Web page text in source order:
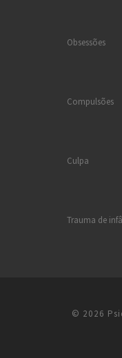
Obsessões
Compulsões
Culpa
Trauma de
© 2026